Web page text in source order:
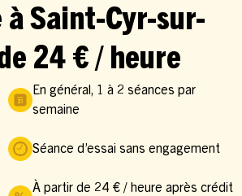
Saint-Cyr-sur-
24 € / heure
En général, 1 à 2 séances par
semaine
Séance d’essai sans engagement
À partir de 24 € / heure après crédit